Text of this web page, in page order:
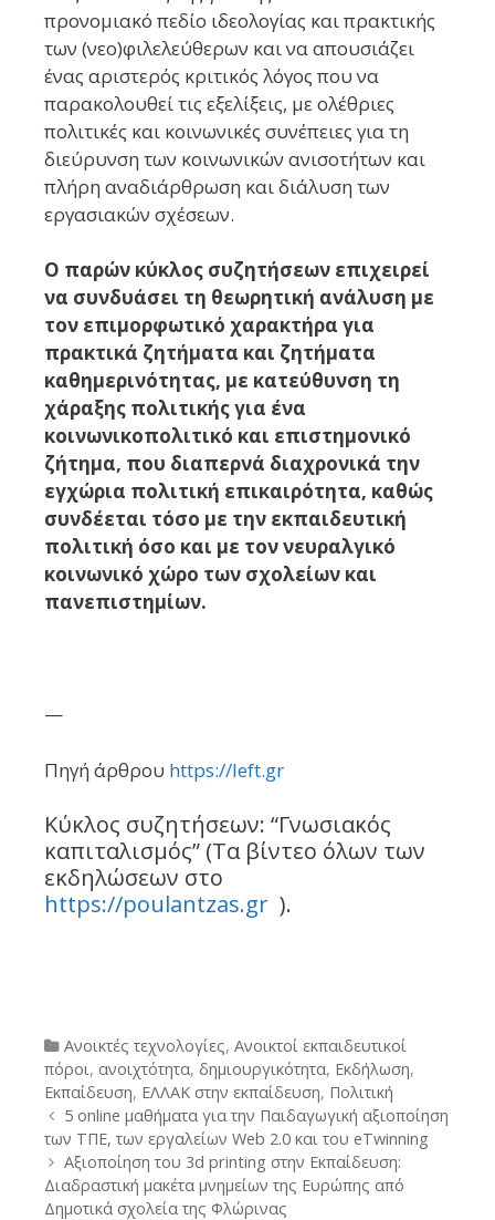
προνομιακό πεδίο ιδεολογίας και πρακτικής
των (νεο)φιλελεύθερων και να απουσιάζει
ένας αριστερός κριτικός λόγος που να
παρακολουθεί τις εξελίξεις, με ολέθριες
πολιτικές και κοινωνικές συνέπειες για τη
διεύρυνση των κοινωνικών ανισοτήτων και
πλήρη αναδιάρθρωση και διάλυση των
εργασιακών σχέσεων.
Ο παρών κύκλος συζητήσεων επιχειρεί
να συνδυάσει τη θεωρητική ανάλυση με
τον επιμορφωτικό χαρακτήρα για
πρακτικά ζητήματα και ζητήματα
καθημερινότητας, με κατεύθυνση τη
χάραξης πολιτικής για ένα
κοινωνικοπολιτικό και επιστημονικό
ζήτημα, που διαπερνά διαχρονικά την
εγχώρια πολιτική επικαιρότητα, καθώς
συνδέεται τόσο με την εκπαιδευτική
πολιτική όσο και με τον νευραλγικό
κοινωνικό χώρο των σχολείων και
πανεπιστημίων.
—
Πηγή άρθρου https://left.gr
Κύκλος συζητήσεων: “Γνωσιακός
καπιταλισμός” (Τα βίντεο όλων των
εκδηλώσεων στο
https://poulantzas.gr ).
Categories
Ανοικτές τεχνολογίες, Ανοικτοί εκπαιδευτικοί
πόροι, ανοιχτότητα, δημιουργικότητα, Εκδήλωση,
Εκπαίδευση, ΕΛΛΑΚ στην εκπαίδευση, Πολιτική
Post
navigation
5 online μαθήματα για την Παιδαγωγική αξιοποίηση
των ΤΠΕ, των εργαλείων Web 2.0 και του eTwinning
Αξιοποίηση του 3d printing στην Εκπαίδευση:
Διαδραστική μακέτα μνημείων της Ευρώπης από
Δημοτικά σχολεία της Φλώρινας